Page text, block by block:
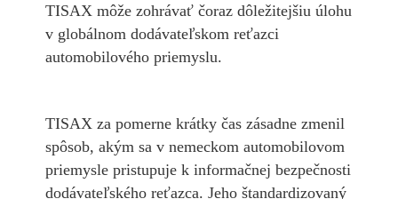
TISAX môže zohrávať čoraz dôležitejšiu úlohu
v globálnom dodávateľskom reťazci
automobilového priemyslu.
TISAX za pomerne krátky čas zásadne zmenil
spôsob, akým sa v nemeckom automobilovom
priemysle pristupuje k informačnej bezpečnosti
dodávateľského reťazca. Jeho štandardizovaný